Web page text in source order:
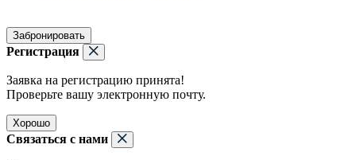
Забронировать
Регистрация
Заявка на регистрацию принята!
Проверьте вашу электронную почту.
Хорошо
Связаться с нами